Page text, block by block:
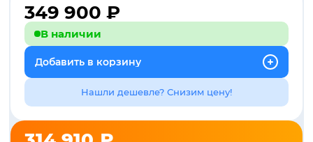
349 900 ₽
В наличии
Добавить в корзину
Нашли дешевле? Снизим цену!